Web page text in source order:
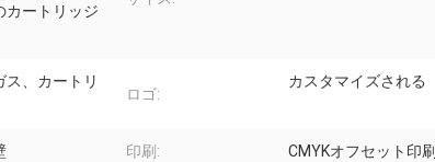
カートリッジ
ス、カートリ
ロゴ:
カスタマイズされる
印刷: CMYKオフセット印刷